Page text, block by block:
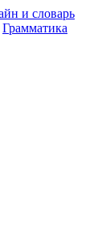
Грамматика